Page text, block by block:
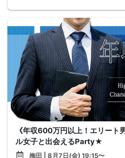
《年収600万円以上！エリート
ル女子と出会えるParty★
梅田 | 8月7日(金) 19:15〜